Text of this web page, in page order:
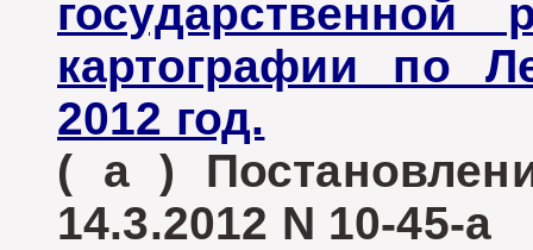
государственной
картографии по
2012 год.
( а )
14.3.2012 N 10-45-а